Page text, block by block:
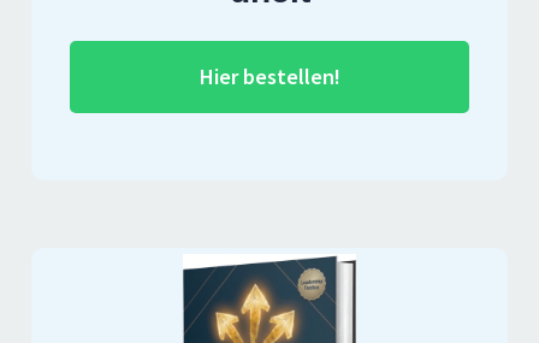
Hier bestellen!